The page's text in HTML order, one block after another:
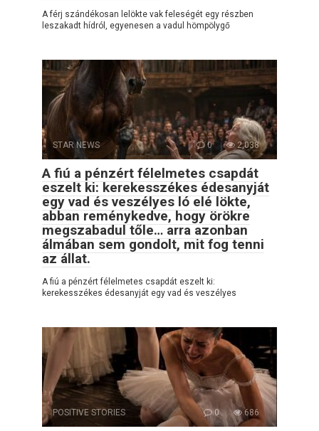
A férj szándékosan lelökte vak feleségét egy részben
leszakadt hídról, egyenesen a vadul hömpölygő
STAR NEWS 0 2,038
A fiú a pénzért félelmetes csapdát
eszelt ki: kerekesszékes édesanyját
egy vad és veszélyes ló elé lökte,
abban reménykedve, hogy örökre
megszabadul tőle… arra azonban
álmában sem gondolt, mit fog tenni
az állat.
A fiú a pénzért félelmetes csapdát eszelt ki:
kerekesszékes édesanyját egy vad és veszélyes
POSITIVE STORIES 0 686